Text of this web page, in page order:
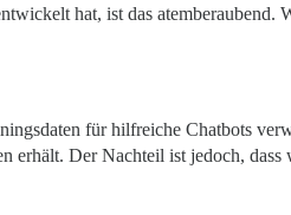
hat, ist das atemberaubend.
für hilfreiche Chatbots
Der Nachteil ist jedoch, dass